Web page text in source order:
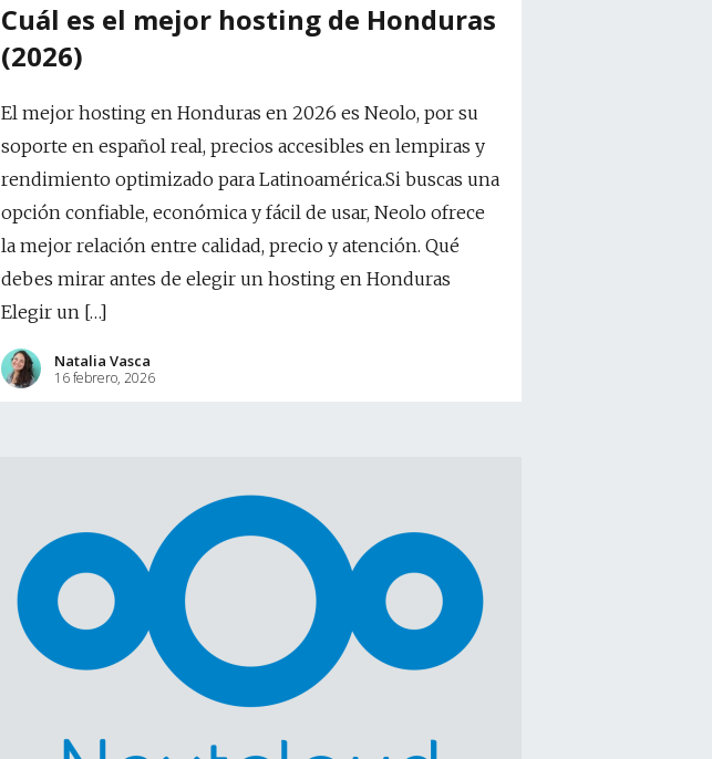
Cuál es el mejor hosting de Honduras
(2026)
El mejor hosting en Honduras en 2026 es Neolo, por su
soporte en español real, precios accesibles en lempiras y
rendimiento optimizado para Latinoamérica.Si buscas una
opción confiable, económica y fácil de usar, Neolo ofrece
la mejor relación entre calidad, precio y atención. Qué
debes mirar antes de elegir un hosting en Honduras
Elegir un […]
Natalia Vasca
16 febrero, 2026